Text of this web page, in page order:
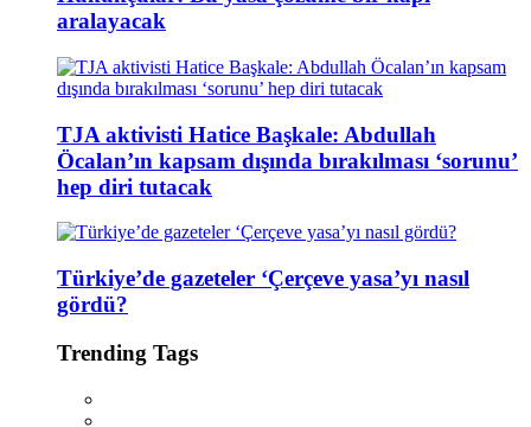
aralayacak
TJA aktivisti Hatice Başkale: Abdullah
Öcalan’ın kapsam dışında bırakılması ‘sorunu’
hep diri tutacak
Türkiye’de gazeteler ‘Çerçeve yasa’yı nasıl
gördü?
Trending Tags